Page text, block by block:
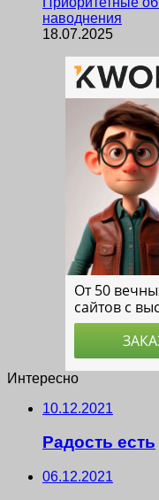
наводнения
18.07.2025
Интересно
10.12.2021
Радость есть
06.12.2021